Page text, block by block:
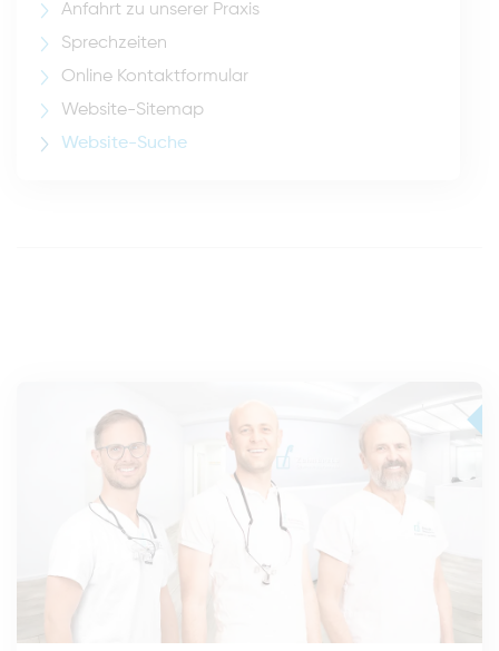
Anfahrt zu unserer Praxis
Sprechzeiten
Online Kontaktformular
Website-Sitemap
Website-Suche